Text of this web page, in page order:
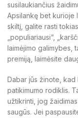
susilaukiančius
Apsilankę bet kurioje
skiltį, galite rasti
„populiariausi“,
laimėjimo galimybes,
premiją, laimėsite
Dabar jūs žinote, kad
patikimumo rodiklis.
užtikrinti, jog
saugūs. Jei